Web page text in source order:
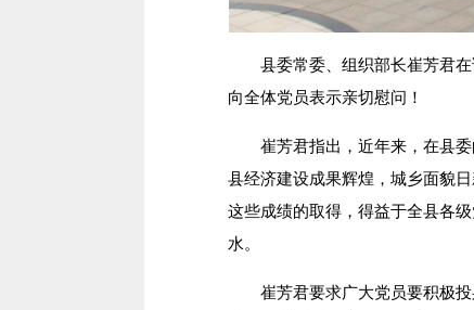
县委常委、组织部长崔芳君在
向全体党员表示亲切慰问！
崔芳君指出，近年来，在县委
县经济建设成果辉煌，城乡面貌
这些成绩的取得，得益于全县各
水。
崔芳君要求广大党员要积极投